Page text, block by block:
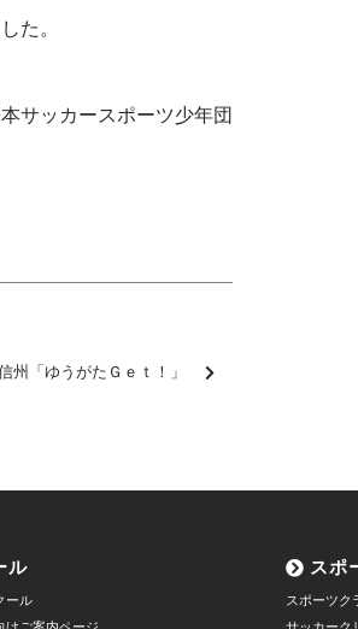
た。
サッカースポーツ少年団
州「ゆうがたＧｅｔ！」
ル
ール
スポ
スポーツク